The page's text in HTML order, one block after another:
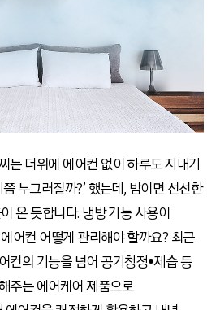
는 더위에 에어컨 없이 하루도 지내기
누그러질까?’ 했는데, 밤이면 선선한
온 듯합니다. 냉방 기능 사용이
어컨 어떻게 관리해야 할까요? 최근
컨의 기능을 넘어 공기청정•제습 등
주는 에어케어 제품으로